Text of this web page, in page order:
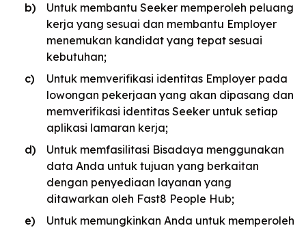
Untuk membantu Seeker memperoleh peluang
kerja yang sesuai dan membantu Employer
menemukan kandidat yang tepat sesuai
kebutuhan;
Untuk memverifikasi identitas Employer pada
lowongan pekerjaan yang akan dipasang dan
memverifikasi identitas Seeker untuk setiap
aplikasi lamaran kerja;
Untuk memfasilitasi Bisadaya menggunakan
data Anda untuk tujuan yang berkaitan
dengan penyediaan layanan yang
ditawarkan oleh Fast8 People Hub;
Untuk memungkinkan Anda untuk memperoleh